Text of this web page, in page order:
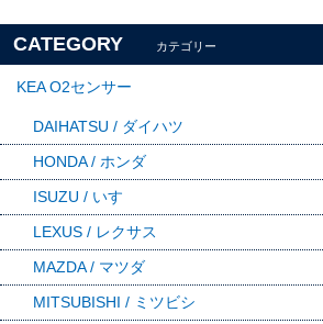
CATEGORY カテゴリー
KEA O2センサー
DAIHATSU / ダイハツ
HONDA / ホンダ
ISUZU / いすゞ
LEXUS / レクサス
MAZDA / マツダ
MITSUBISHI / ミツビシ